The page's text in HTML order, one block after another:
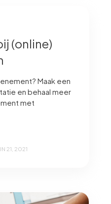
(online)
Maak een
en behaal meer
met
21, 2021